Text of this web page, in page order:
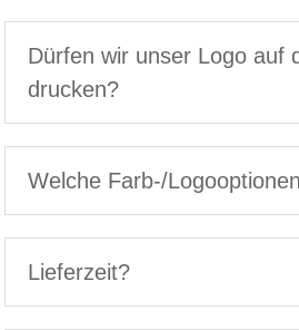
Dürfen wir unser Logo auf
drucken?
Welche Farb-/
Lieferzeit?